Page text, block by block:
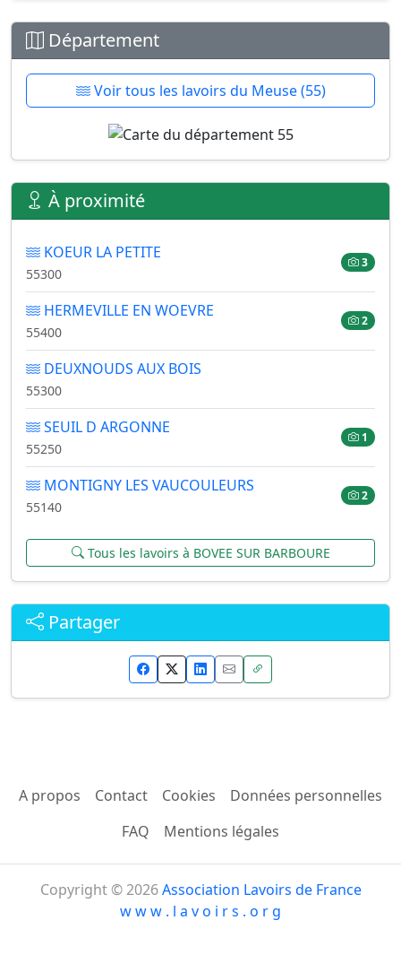
Département
Voir tous les lavoirs du Meuse (55)
À proximité
KOEUR LA PETITE
55300
3
HERMEVILLE EN WOEVRE
55400
2
DEUXNOUDS AUX BOIS
55300
SEUIL D ARGONNE
55250
1
MONTIGNY LES VAUCOULEURS
55140
2
Tous les lavoirs à BOVEE SUR BARBOURE
Partager
A propos Contact Cookies
Données personnelles
FAQ
Mentions légales
Copyright © 2026Association Lavoirs de France
w w w . l a v o i r s . o r g